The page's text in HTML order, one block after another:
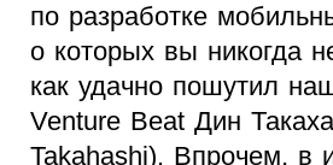
по разработке
о которых вы никогда
как удачно пошутил
Venture Beat Дин
Takahashi). Впрочем, в